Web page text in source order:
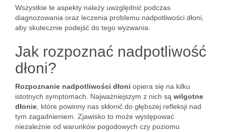
Wszystkie te aspekty należy uwzględnić podczas
diagnozowania oraz leczenia problemu nadpotliwości dłoni,
aby skutecznie podejść do tego wyzwania.
Jak rozpoznać nadpotliwość
dłoni?
Rozpoznanie nadpotliwości dłoni opiera się na kilku
istotnych symptomach. Najważniejszym z nich są wilgotne
dłonie , które powinny nas skłonić do głębszej refleksji nad
tym zagadnieniem. Zjawisko to może występować
niezależnie od warunków pogodowych czy poziomu